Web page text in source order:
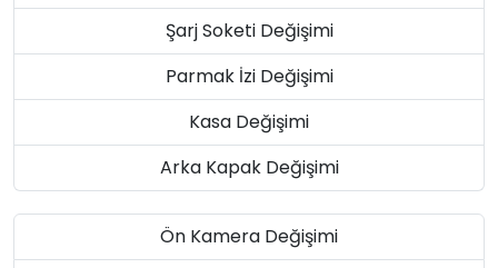
Şarj Soketi Değişimi
Parmak İzi Değişimi
Kasa Değişimi
Arka Kapak Değişimi
Ön Kamera Değişimi